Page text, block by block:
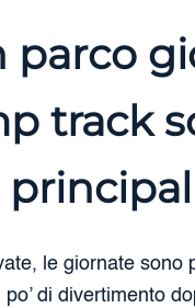
parco
track
le giornate
di divertimento